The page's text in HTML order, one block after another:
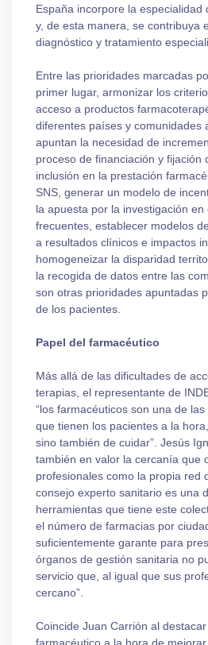
España incorpore la especialidad
y, de esta manera, se contribuya
diagnóstico y tratamiento
Entre las prioridades marcadas
primer lugar, armonizar los
acceso a productos
diferentes países y comunidades
apuntan la necesidad de
proceso de financiación y fijación
inclusión en la prestación
SNS, generar un modelo de
la apuesta por la investigación
frecuentes, establecer modelos
a resultados clínicos e impactos
homogeneizar la disparidad
la recogida de datos entre las
son otras prioridades apuntadas
de los pacientes.
Papel del farmacéutico
Más allá de las dificultades de
terapias, el representante de
“los farmacéuticos son una de
que tienen los pacientes a la
sino también de cuidar”. Jesús
también en valor la cercanía que
profesionales como la propia red
consejo experto sanitario es una
herramientas que tiene este
el número de farmacias por
suficientemente garante para
órganos de gestión sanitaria no
servicio que, al igual que sus
cercano”.
Coincide Juan Carrión al